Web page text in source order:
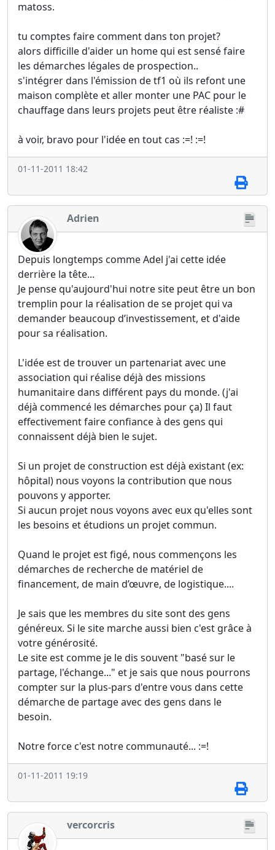
matoss.
tu comptes faire comment dans ton projet?
alors difficille d'aider un home qui est sensé faire
les démarches légales de prospection..
s'intégrer dans l'émission de tf1 où ils refont une
maison complète et aller monter une PAC pour le
chauffage dans leurs projets peut être réaliste :#
à voir, bravo pour l'idée en tout cas :=! :=!
01-11-2011 18:42
Adrien
Depuis longtemps comme Adel j'ai cette idée
derrière la tête...
Je pense qu'aujourd'hui notre site peut être un bon
tremplin pour la réalisation de se projet qui va
demander beaucoup d’investissement, et d'aide
pour sa réalisation.
L'idée est de trouver un partenariat avec une
association qui réalise déjà des missions
humanitaire dans différent pays du monde. (j'ai
déjà commencé les démarches pour ça) Il faut
effectivement faire confiance à des gens qui
connaissent déjà bien le sujet.
Si un projet de construction est déjà existant (ex:
hôpital) nous voyons la contribution que nous
pouvons y apporter.
Si aucun projet nous voyons avec eux qu'elles sont
les besoins et étudions un projet commun.
Quand le projet est figé, nous commençons les
démarches de recherche de matériel de
financement, de main d’œuvre, de logistique....
Je sais que les membres du site sont des gens
généreux. Si le site marche aussi bien c'est grâce à
votre générosité.
Le site est comme je le dis souvent "basé sur le
partage, l'échange..." et je sais que nous pourrons
compter sur la plus-pars d'entre vous dans cette
démarche de partage avec des gens dans le
besoin.
Notre force c'est notre communauté... :=!
01-11-2011 19:19
vercorcris